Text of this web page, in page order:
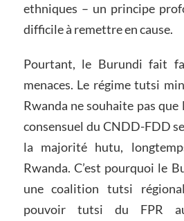
ethniques – un principe
difficile à remettre en cause.
Pourtant, le Burundi fait
menaces. Le régime tutsi
Rwanda ne souhaite pas
consensuel du CNDD-FDD
la majorité hutu,
Rwanda. C’est pourquoi le
une coalition tutsi
pouvoir tutsi du FPR